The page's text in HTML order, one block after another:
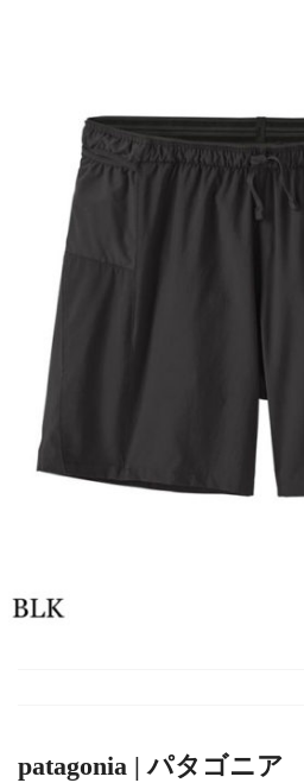
patagonia | パタゴニア